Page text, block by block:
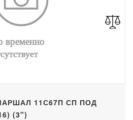
11С67П СП ПОД
(3")